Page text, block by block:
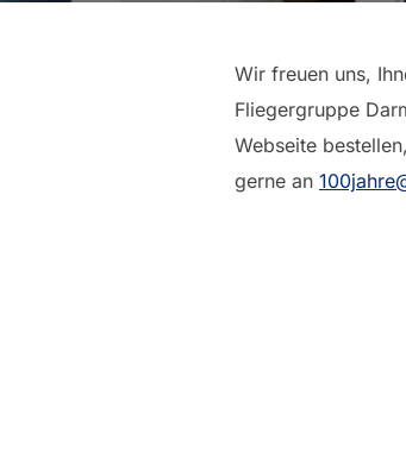
Wir freuen uns,
Fliegergruppe
Webseite
gerne an